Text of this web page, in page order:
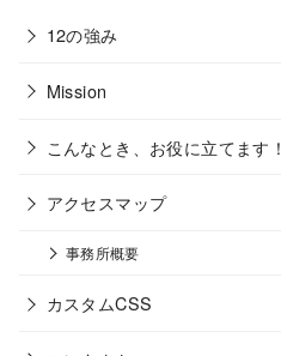
12の強み
Mission
こんなとき、お役に立てます！
アクセスマップ
事務所概要
カスタムCSS